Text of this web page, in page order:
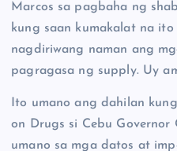
Marcos sa pagbaha ng
kung saan kumakalat na
nagdiriwang naman ang
pagragasa ng supply. Uy
Ito umano ang dahilan
on Drugs si Cebu Governor
umano sa mga datos at